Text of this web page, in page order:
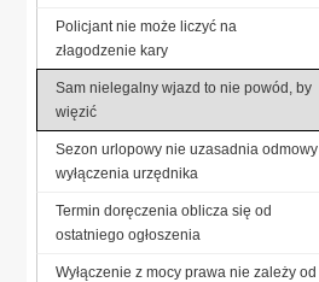
Policjant nie może liczyć na
złagodzenie kary
Sam nielegalny wjazd to nie powód, by
więzić
Sezon urlopowy nie uzasadnia odmowy
wyłączenia urzędnika
Termin doręczenia oblicza się od
ostatniego ogłoszenia
Wyłączenie z mocy prawa nie zależy od